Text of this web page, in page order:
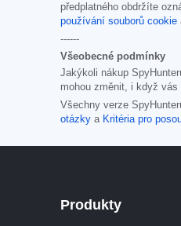
předplatného obdržíte
používání souborů cookie
------
Všeobecné podmínky
Jakýkoli nákup
mohou změnit, i když vás
Všechny verze
otázky a Kritéria pro
Produkty